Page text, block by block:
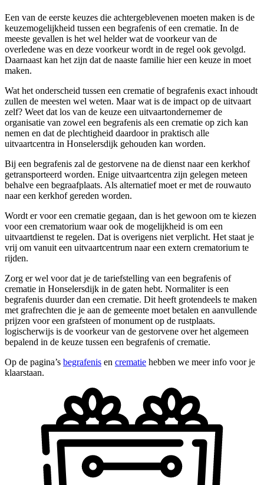
Een van de eerste keuzes die achtergeblevenen moeten maken is de
keuzemogelijkheid tussen een begrafenis of een crematie. In de
meeste gevallen is het wel helder wat de voorkeur van de
overledene was en deze voorkeur wordt in de regel ook gevolgd.
Daarnaast kan het zijn dat de naaste familie hier een keuze in moet
maken.
Wat het onderscheid tussen een crematie of begrafenis exact inhoudt
zullen de meesten wel weten. Maar wat is de impact op de uitvaart
zelf? Weet dat los van de keuze een uitvaartondernemer de
organisatie van zowel een begrafenis als een crematie op zich kan
nemen en dat de plechtigheid daardoor in praktisch alle
uitvaartcentra in Honselersdijk gehouden kan worden.
Bij een begrafenis zal de gestorvene na de dienst naar een kerkhof
getransporteerd worden. Enige uitvaartcentra zijn gelegen meteen
behalve een begraafplaats. Als alternatief moet er met de rouwauto
naar een kerkhof gereden worden.
Wordt er voor een crematie gegaan, dan is het gewoon om te kiezen
voor een crematorium waar ook de mogelijkheid is om een
uitvaartdienst te regelen. Dat is overigens niet verplicht. Het staat je
vrij om vanuit een uitvaartcentrum naar een extern crematorium te
rijden.
Zorg er wel voor dat je de tariefstelling van een begrafenis of
crematie in Honselersdijk in de gaten hebt. Normaliter is een
begrafenis duurder dan een crematie. Dit heeft grotendeels te maken
met grafrechten die je aan de gemeente moet betalen en aanvullende
prijzen voor een grafsteen of monument op de rustplaats.
logischerwijs is de voorkeur van de gestorvene over het algemeen
bepalend in de keuze tussen een begrafenis of crematie.
Op de pagina’s begrafenis en crematie hebben we meer info voor je
klaarstaan.